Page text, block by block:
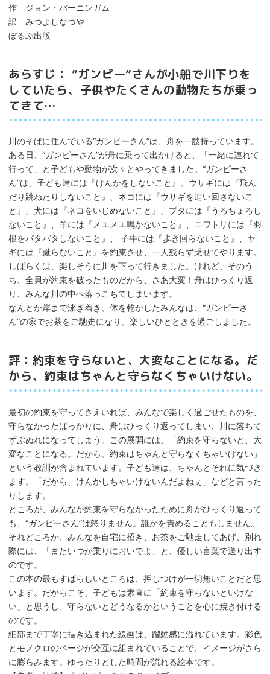
作 ジョン・バーニンガム
訳 みつよしなつや
ぼるぷ出版
あらすじ： ”ガンピー”さんが小船で川下りを
していたら、子供やたくさんの動物たちが乗っ
てきて…
川のそばに住んでいる“ガンピーさん”は、舟を一艘持っています。
ある日、“ガンピーさん”が舟に乗って出かけると、「一緒に連れて
行って」と子どもや動物が次々とやってきました。“ガンピーさ
ん”は、子ども達には『けんかをしないこと』、ウサギには『飛ん
だり跳ねたりしないこと』、ネコには『ウサギを追い回さないこ
と』、犬には『ネコをいじめないこと』、ブタには『うろちょろし
ないこと』、羊には『メエメエ鳴かないこと』、ニワトリには『羽
根をパタパタしないこと』、 子牛には『歩き回らないこと』、ヤ
ギには『蹴らないこと』を約束させ、一人残らず乗せてやります。
しばらくは、楽しそうに川を下って行きました。けれど、そのう
ち、全貝が約束を破ったものだから、さあ大変！舟はひっくり返
り、みんな川の中へ落っこちてしまいます。
なんとか岸まで泳ぎ着き、体を乾かしたみんなは、“ガンピーさ
ん”の家でお茶をご馳走になり、楽しいひとときを過ごしました。
評：約束を守らないと、大変なことになる。だ
から、約束はちゃんと守らなくちゃいけない。
最初の約束を守ってさえいれば、みんなで楽しく過ごせたものを、
守らなかったばっかりに、舟はひっくり返ってしまい、川に落ちて
ずぶぬれになってしまう。この展開には、「約束を守らないと、大
変なことになる。だから、約束はちゃんと守らなくちゃいけない」
という教訓が含まれています。子ども達は、ちゃんとそれに気づき
ます。「だから、けんかしちゃいけないんだよねぇ」などと言った
りします。
ところが、みんなが約束を守らなかったために舟がひっくり返って
も、“ガンピーさん”は怒りません。誰かを責めることもしません。
それどころか、みんなを自宅に招き、お茶をご馳走してあげ、別れ
際には、「またいつか乗りにおいでよ」と、優しい言葉で送り出す
のです。
この本の最もすばらしいところは、押しつけが一切無いことだと思
います。だからこそ、子どもは素直に「約束を守らないといけな
い」と思うし、守らないとどうなるかということを心に焼き付ける
のです。
細部まで丁寧に描き込まれた線画は、躍動感に溢れています。彩色
とモノクロのページが交互に組まれていることで、イメージがさら
に膨らみます。ゆったりとした時間が流れる絵本です。